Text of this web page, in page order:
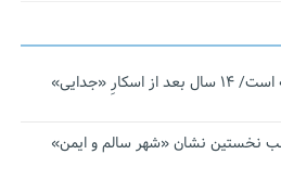
نجات‌دهنده‌ همچنان در آیینه است/ ۱۴ سال بعد از اسکارِ «جدایی»
نخستین نشان «شهر سالم و ایمن»